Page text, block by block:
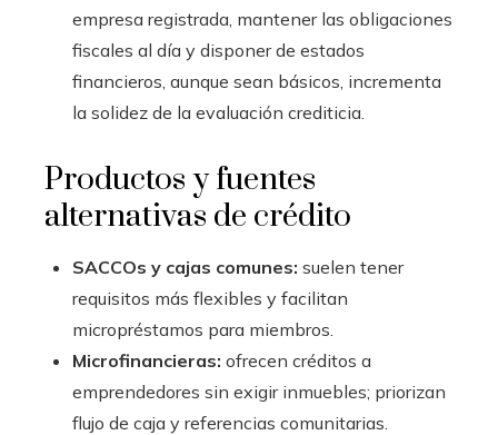
empresa registrada, mantener las obligaciones
fiscales al día y disponer de estados
financieros, aunque sean básicos, incrementa
la solidez de la evaluación crediticia.
Productos y fuentes
alternativas de crédito
SACCOs y cajas comunes: suelen tener
requisitos más flexibles y facilitan
micropréstamos para miembros.
Microfinancieras: ofrecen créditos a
emprendedores sin exigir inmuebles; priorizan
flujo de caja y referencias comunitarias.